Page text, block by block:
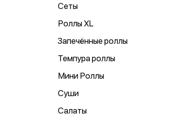
Сеты
Роллы ХL
Запечённые роллы
Темпура роллы
Мини Роллы
Суши
Салаты